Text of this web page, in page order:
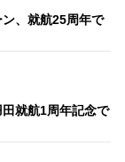
、就航25周年で
就航1周年記念で